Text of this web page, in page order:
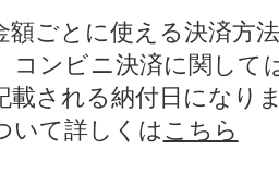
ごとに使える決済方
コンビニ決済に関して
載される納付日になり
いて詳しくは こちら